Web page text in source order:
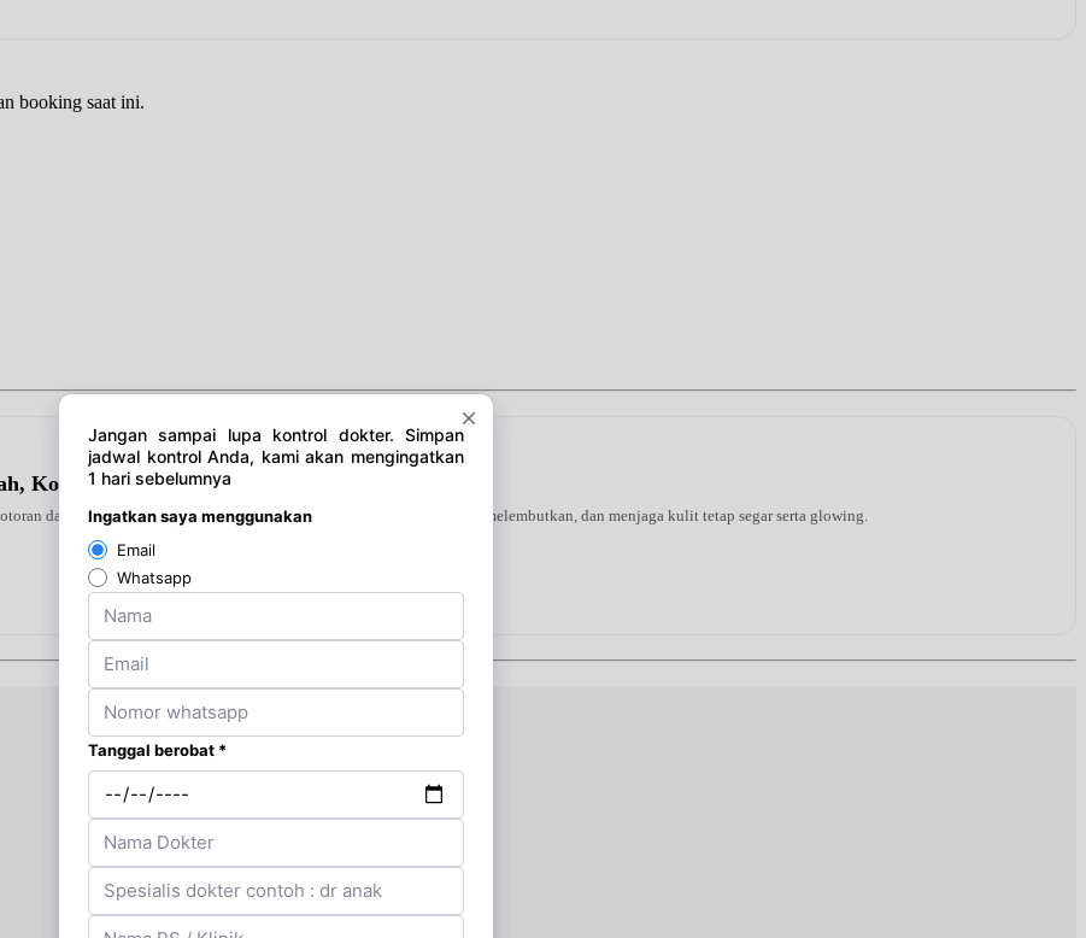
booking saat ini.
Kolesterol & Asam Urat)
dan sel kulit mati. Diperkaya kandungan aktif untuk mencerahkan, melembutkan, dan menjaga kulit tetap segar serta glowing.